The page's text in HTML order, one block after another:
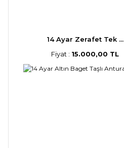
14 Ayar Zerafet Tek ...
Fiyat : 15.000,00 TL